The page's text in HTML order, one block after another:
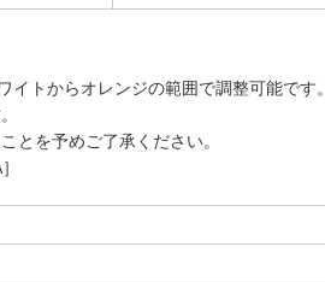
トからオレンジの範囲で調整可能です。
とを予めご了承ください。